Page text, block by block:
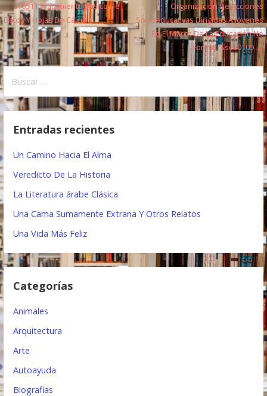
N
a
v
e
g
n
d
e
e
n
a
d
← Uf0511 Tratamiento Básico De
Datos Y Hojas De Cálculo
Organización De Acciones
Socioeducativas Dirigidas A Jóvenes
En El Marco De La Educación No
Formal. Ssce0109 →
s
Entradas recientes
Un Camino Hacia El Alma
Veredicto De La Historia
La Literatura árabe Clásica
Una Cama Sumamente Extrana Y Otros Relatos
Una Vida Más Feliz
Categorías
Animales
Arquitectura
Arte
Autoayuda
Biografias